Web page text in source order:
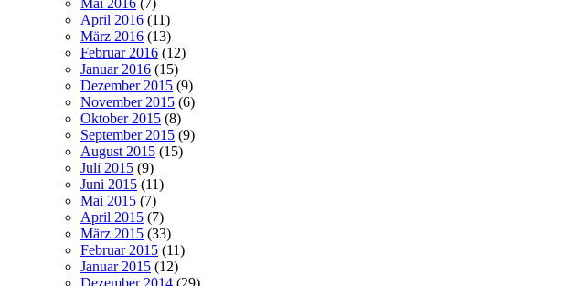
April 2016 (11)
März 2016 (13)
Februar 2016 (12)
Januar 2016 (15)
Dezember 2015 (9)
November 2015 (6)
Oktober 2015 (8)
September 2015 (9)
August 2015 (15)
Juli 2015 (9)
Juni 2015 (11)
Mai 2015 (7)
April 2015 (7)
März 2015 (33)
Februar 2015 (11)
Januar 2015 (12)
Dezember 2014 (29)